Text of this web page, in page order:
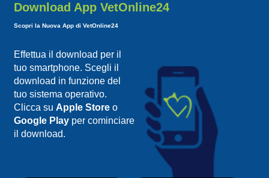
Download App VetOnline24
Scopri la Nuova App di VetOnline24
Effettua il download per il
tuo smartphone. Scegli il
download in funzione del
tuo sistema operativo.
Clicca su Apple Storeo
Google Playper cominciare
il download.